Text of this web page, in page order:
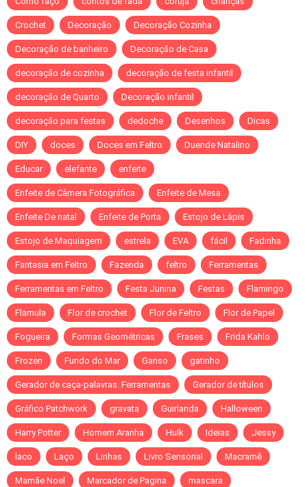
Crochet Decoração Decoração Cozinha
Decoração de banheiro Decoração de Casa
decoração de cozinha decoração de festa infantil
decoração de Quarto Decoração infantil
decoração para festas dedoche Desenhos Dicas
DIY doces Doces em Feltro Duende Natalino
Educar elefante enfeite
Enfeite de Câmera Fotográfica Enfeite de Mesa
Enfeite De natal Enfeite de Porta Estojo de Lápis
Estojo de Maquiagem estrela EVA fácil Fadinha
Fantasia em Feltro Fazenda feltro Ferramentas
Ferramentas em Feltro Festa Junina Festas Flamingo
Flamula Flor de crochet Flor de Feltro Flor de Papel
Fogueira Formas Geométricas Frases Frida Kahlo
Frozen Fundo do Mar Ganso gatinho
Gerador de caça-palavras. Ferramentas Gerador de títulos
Gráfico Patchwork gravata Guirlanda Halloween
Harry Potter Homem Aranha Hulk Ideias Jessy
laco Laço Linhas Livro Sensorial Macramê
Mamãe Noel Marcador de Pagina mascara